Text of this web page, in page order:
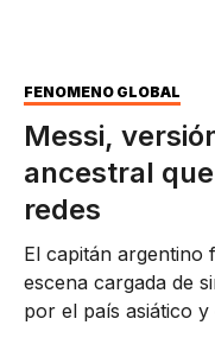
FENÓMENO GLOBAL
Messi,
ancestral
redes
El capitán argentino
escena cargada de
por el país asiático